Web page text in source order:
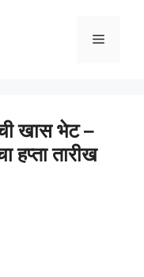
Menu
खास भेट –
हप्ता तारीख